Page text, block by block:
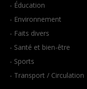
- Éducation
- Environnement
- Faits divers
- Santé et bien-être
- Sports
- Transport / Circulation